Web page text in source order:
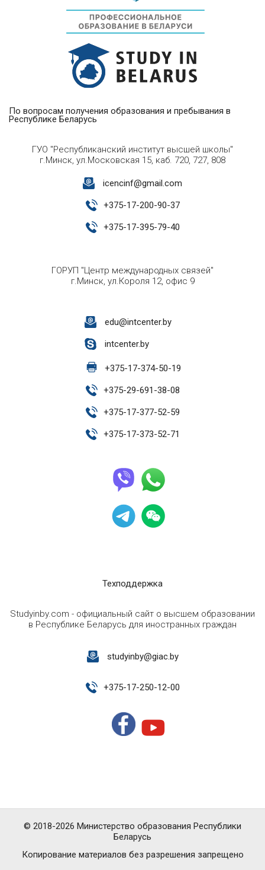
По вопросам получения образования и пребывания в
Республике Беларусь
ГУО "Республиканский институт высшей школы"
г.Минск, ул.Московская 15, каб. 720, 727, 808
icencinf@gmail.com
+375-17-200-90-37
+375-17-395-79-40
ГОРУП "Центр международных связей"
г.Минск, ул.Короля 12, офис 9
edu@intcenter.by
intcenter.by
+375-17-374-50-19
+375-29-691-38-08
+375-17-377-52-59
+375-17-373-52-71
Техподдержка
Studyinby.com - официальный сайт о высшем образовании
в Республике Беларусь для иностранных граждан
studyinby@giac.by
+375-17-250-12-00
Копирование материалов без разрешения запрещено
© 2018-2026 Министерство образования Республики
Беларусь